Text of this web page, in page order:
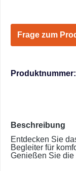
Frage zum
Produktnummer:
Beschreibung
Entdecken Sie
Begleiter für
Genießen Sie